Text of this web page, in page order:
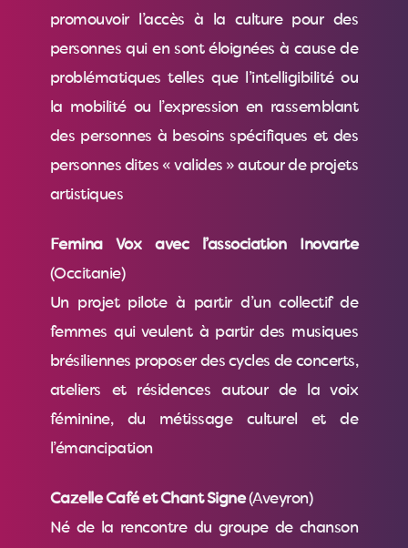
promouvoir l’accès à la culture pour des
personnes qui en sont éloignées à cause de
problématiques telles que l’intelligibilité ou
la mobilité ou l’expression en rassemblant
des personnes à besoins spécifiques et des
personnes dites « valides » autour de projets
artistiques
Femina Vox avec l’association Inovarte
(Occitanie)
Un projet pilote à partir d’un collectif de
femmes qui veulent à partir des musiques
brésiliennes proposer des cycles de concerts,
ateliers et résidences autour de la voix
féminine, du métissage culturel et de
l’émancipation
Cazelle Café et Chant Signe(Aveyron)
Né de la rencontre du groupe de chanson